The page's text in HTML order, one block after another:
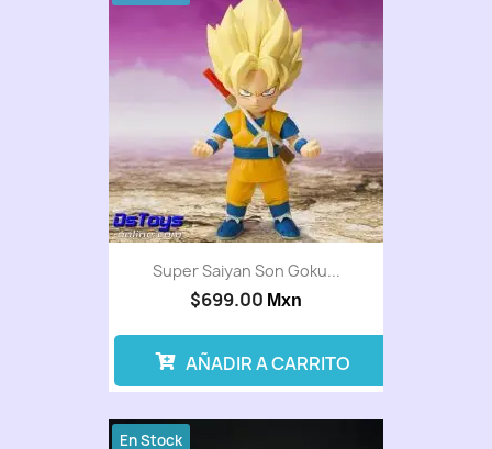
Super Saiyan Son Goku...
$699.00 Mxn
AÑADIR A CARRITO
En Stock